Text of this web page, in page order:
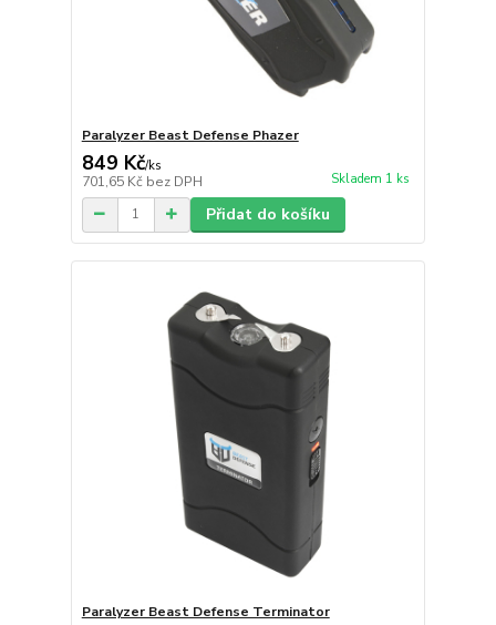
Paralyzer Beast Defense Phazer
849 Kč/ks
701,65 Kč bez DPH Skladem 1 ks
Přidat do košíku
Paralyzer Beast Defense Terminator